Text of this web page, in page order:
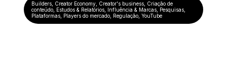
Builders Creator Economy Creator's business Criação de
conteúdo
Estudos & Relatórios Influência & Marcas Pesquisas
Plataformas Players do mercado Regulação ,YouTube